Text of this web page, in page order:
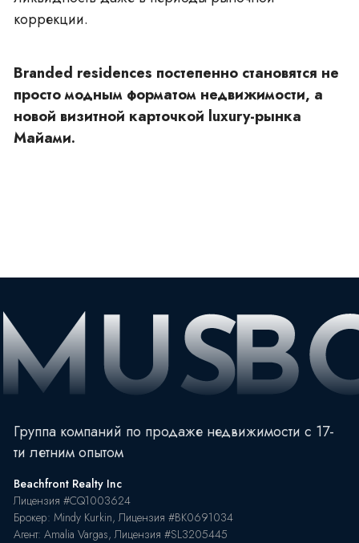
коррекции.
Branded residences постепенно становятся не
просто модным форматом недвижимости, а
новой визитной карточкой luxury-рынка
Майами.
Группа компаний по продаже недвижимости с 17-
ти летним опытом
Beachfront Realty Inc
Лицензия #CQ1003624
Брокер: Mindy Kurkin, Лицензия #BK0691034
Агент: Amalia Vargas, Лицензия #SL3205445